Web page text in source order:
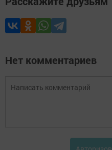
Нет комментариев